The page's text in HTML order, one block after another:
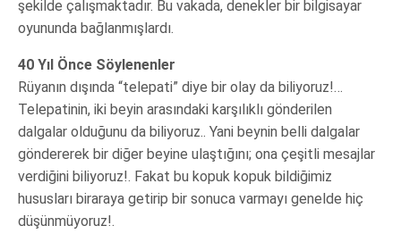
şekilde çalışmaktadır. Bu vakada, denekler bir bilgisayar
oyununda bağlanmışlardı.
40 Yıl Önce Söylenenler
Rüyanın dışında “telepati” diye bir olay da biliyoruz!…
Telepatinin, iki beyin arasındaki karşılıklı gönderilen
dalgalar olduğunu da biliyoruz.. Yani beynin belli dalgalar
göndererek bir diğer beyine ulaştığını; ona çeşitli mesajlar
verdiğini biliyoruz!. Fakat bu kopuk kopuk bildiğimiz
hususları biraraya getirip bir sonuca varmayı genelde hiç
düşünmüyoruz!.